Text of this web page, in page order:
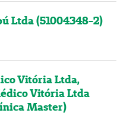
Ltda (51004348-2)
Vitória Ltda,
Vitória Ltda
Master)